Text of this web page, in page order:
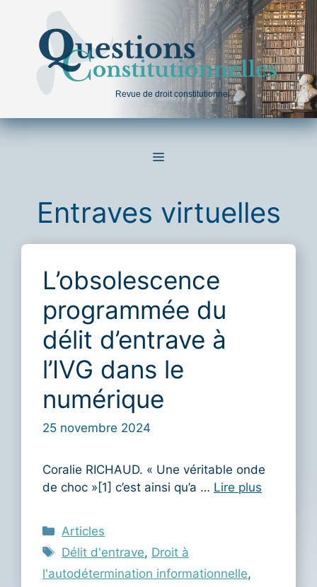
contenu
Revue de droit constitutionnel
MENU
Entraves virtuelles
L’obsolescence
programmée du
délit d’entrave à
l’IVG dans le
numérique
25 novembre 2024
Coralie RICHAUD. « Une véritable onde
de choc »[1] c’est ainsi qu’a … Lire plus
Catégories
Articles
Étiquettes
Délit d'entrave, Droit à
l'autodétermination informationnelle,